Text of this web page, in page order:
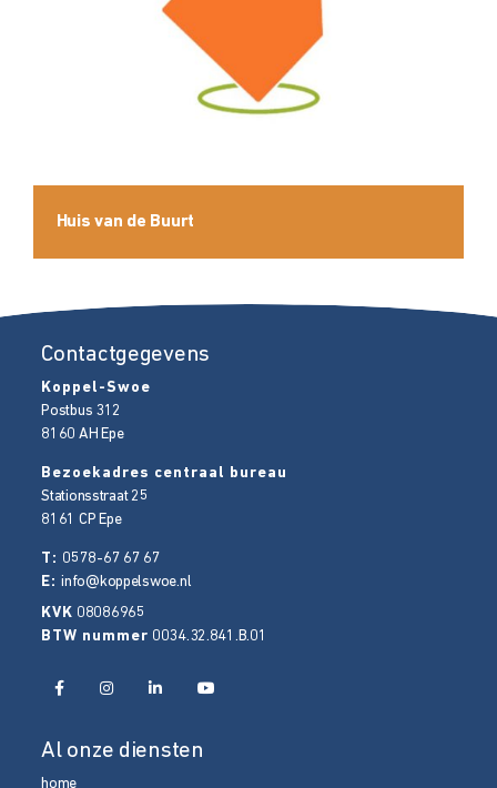
Huis van de Buurt
Contactgegevens
Koppel-Swoe
Postbus 312
8160 AH Epe
Bezoekadres centraal bureau
Stationsstraat 25
8161 CP Epe
T: 0578-67 67 67
E:info@koppelswoe.nl
KVK 08086965
BTW nummer 0034.32.841.B.01
Al onze diensten
home